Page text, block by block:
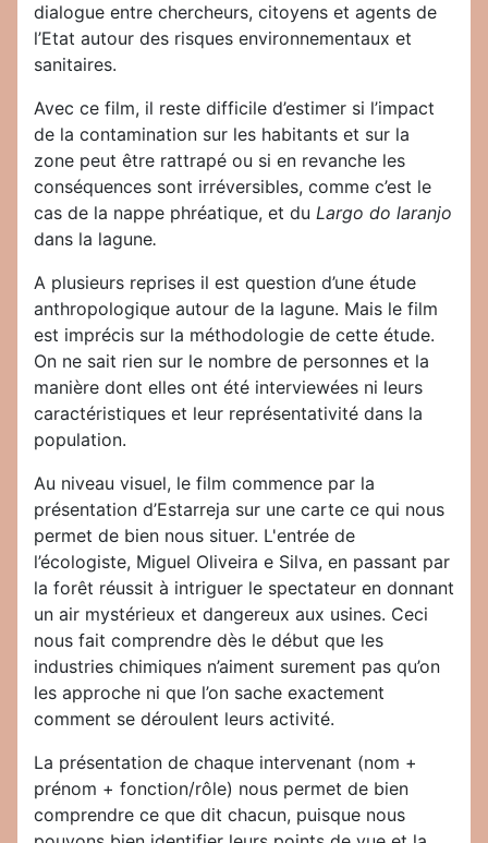
dialogue entre chercheurs, citoyens et agents de
l’Etat autour des risques environnementaux et
sanitaires.
Avec ce film, il reste difficile d’estimer si l’impact
de la contamination sur les habitants et sur la
zone peut être rattrapé ou si en revanche les
conséquences sont irréversibles, comme c’est le
cas de la nappe phréatique, et du Largo do laranjo
dans la lagune.
A plusieurs reprises il est question d’une étude
anthropologique autour de la lagune. Mais le film
est imprécis sur la méthodologie de cette étude.
On ne sait rien sur le nombre de personnes et la
manière dont elles ont été interviewées ni leurs
caractéristiques et leur représentativité dans la
population.
Au niveau visuel, le film commence par la
présentation d’Estarreja sur une carte ce qui nous
permet de bien nous situer. L'entrée de
l’écologiste, Miguel Oliveira e Silva, en passant par
la forêt réussit à intriguer le spectateur en donnant
un air mystérieux et dangereux aux usines. Ceci
nous fait comprendre dès le début que les
industries chimiques n’aiment surement pas qu’on
les approche ni que l’on sache exactement
comment se déroulent leurs activité.
La présentation de chaque intervenant (nom +
prénom + fonction/rôle) nous permet de bien
comprendre ce que dit chacun, puisque nous